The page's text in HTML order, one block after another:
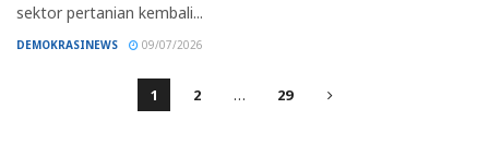
sektor pertanian kembali...
DEMOKRASINEWS 09/07/2026
1 2 … 29